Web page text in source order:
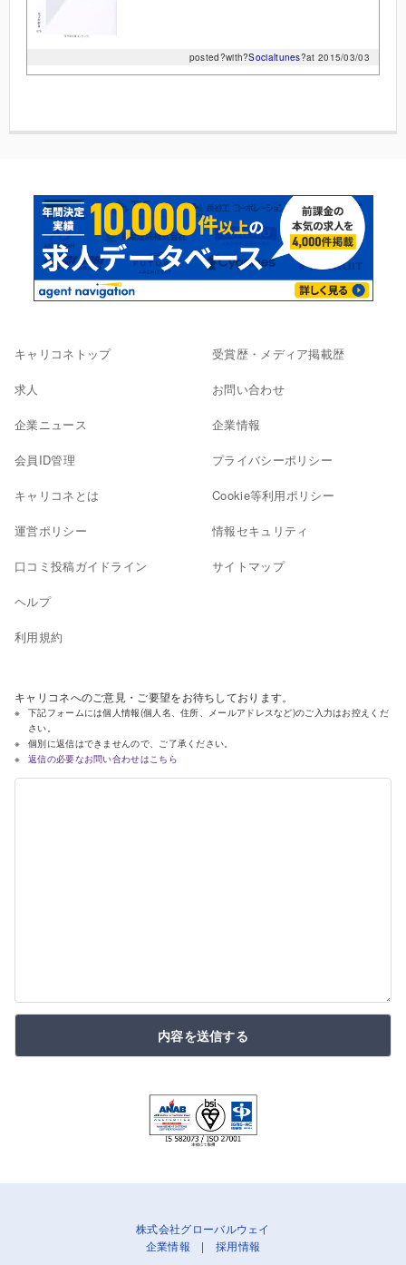
posted?with?Socialtunes?at 2015/03/03
キャリコネトップ
求人
企業ニュース
会員ID管理
キャリコネとは
運営ポリシー
口コミ投稿ガイドライン
ヘルプ
利用規約
受賞歴・メディア掲載歴
お問い合わせ
企業情報
プライバシーポリシー
Cookie等利用ポリシー
情報セキュリティ
サイトマップ
キャリコネへのご意見・ご要望をお待ちしております。
下記フォームには個人情報(個人名、住所、メールアドレスなど)のご入力はお控えくだ
さい。
個別に返信はできませんので、ご了承ください。
返信の必要なお問い合わせはこちら
内容を送信する
株式会社グローバルウェイ
企業情報 | 採用情報